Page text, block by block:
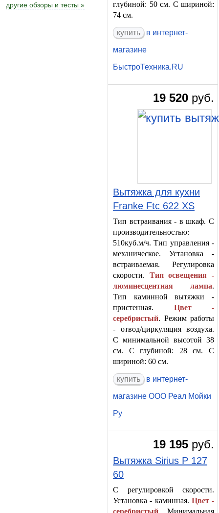
другие обзоры и тесты »
глубиной: 50 см. С шириной:
74 см.
в интернет-
магазине
БыстроТехника.RU
19 520 руб.
Вытяжка для кухни
Franke Ftc 622 XS
Тип встраивания - в шкаф. С
производительностью:
510куб.м/ч. Тип управления -
механическое. Установка -
встраиваемая. Регулировка
скорости. Тип освещения -
люминесцентная лампа.
Тип каминной вытяжки -
пристенная. Цвет -
серебристый. Режим работы
- отвод/циркуляция воздуха.
С минимальной высотой 38
см. С глубиной: 28 см. С
шириной: 60 см.
в интернет-
магазине ООО Реал Мойки
Ру
19 195 руб.
Вытяжка Sirius P 127
60
С регулировкой скорости.
Установка - каминная. Цвет -
серебристый . Минимальная